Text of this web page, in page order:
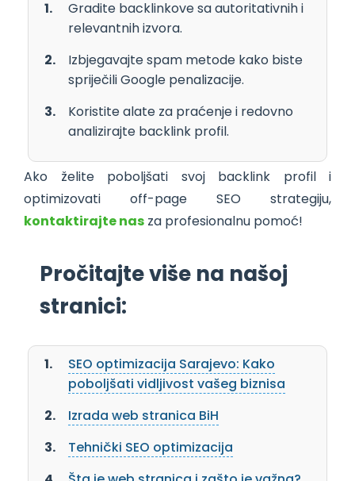
Gradite backlinkove sa autoritativnih i
relevantnih izvora.
Izbjegavajte spam metode kako biste
spriječili Google penalizacije.
Koristite alate za praćenje i redovno
analizirajte backlink profil.
Ako želite poboljšati svoj backlink profil i
optimizovati off-page SEO strategiju,
kontaktirajte nas za profesionalnu pomoć!
Pročitajte više na našoj
stranici:
SEO optimizacija Sarajevo: Kako
poboljšati vidljivost vašeg biznisa
Izrada web stranica BiH
Tehnički SEO optimizacija